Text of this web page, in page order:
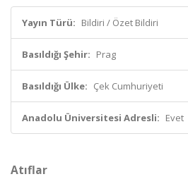
Yayın Türü: Bildiri / Özet Bildiri
Basıldığı Şehir: Prag
Basıldığı Ülke: Çek Cumhuriyeti
Anadolu Üniversitesi Adresli: Evet
Atıflar